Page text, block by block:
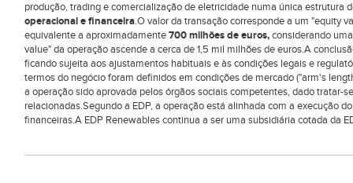
produção, trading e comercialização de eletricidade numa única estrutura
operacional e financeira.O valor da transação corresponde a um "equity
equivalente a aproximadamente700 milhões de euros,considerando
value" da operação ascende a cerca de 1,5 mil milhões de euros.A
ficando sujeita aos ajustamentos habituais e às condições legais e
termos do negócio foram definidos em condições de mercado ("arm's
a operação sido aprovada pelos órgãos sociais competentes, dado tratar-
relacionadas.Segundo a EDP, a operação está alinhada com a execução
financeiras.A EDP Renewables continua a ser uma subsidiária cotada da